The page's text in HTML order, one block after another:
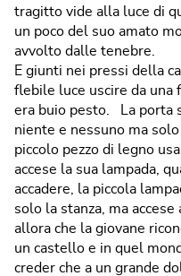
tragitto vide alla luce di
un poco del suo amato
avvolto dalle tenebre.
E giunti nei pressi della
flebile luce uscire da
era buio pesto. La porta
niente e nessuno ma
piccolo pezzo di legno
accese la sua lampada,
accadere, la piccola
solo la stanza, ma
allora che la giovane
un castello e in quel
creder che a un grande